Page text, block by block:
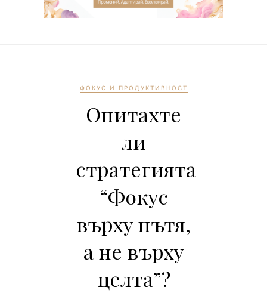
ФОКУС И ПРОДУКТИВНОСТ
Опитахте
ли
стратегията
“Фокус
върху пътя,
а не върху
целта”?